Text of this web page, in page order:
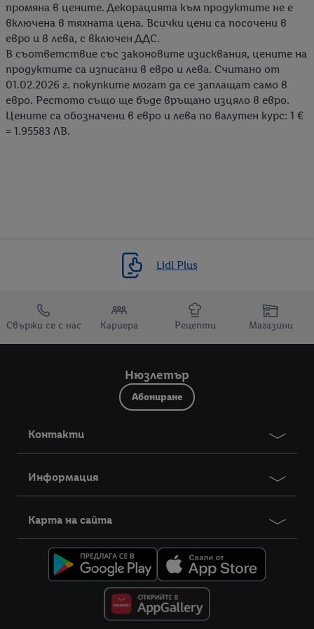
промяна в цените. Декорацията към продуктите не е
включена в тяхната цена. Всички цени са посочени в
евро и в лева, с включен ДДС.
В съответствие със законовите изисквания, цените на
продуктите са изписани в евро и лева. Считано от
01.02.2026 г. покупките могат да се заплащат само в
евро. Рестото също ще бъде връщано изцяло в евро.
Цените са обозначени в евро и лева по валутен курс: 1 €
= 1.95583 ЛВ.
Lidl Plus
Препратки към
Свържи се с нас Кариера Рецепти Магазини
Нюзлетър
Абониране
Контакти
Информация
Карта на сайта